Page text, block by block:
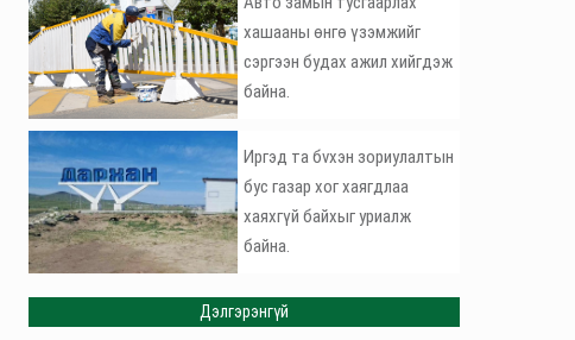
хашааны өнгө үзэмжийг
сэргээн будах ажил хийгдэж
байна.
Иргэд та бvхэн зориулалтын
бус газар хог хаягдлаа
хаяхгүй байхыг уриалж
байна.
Дэлгэрэнгүй